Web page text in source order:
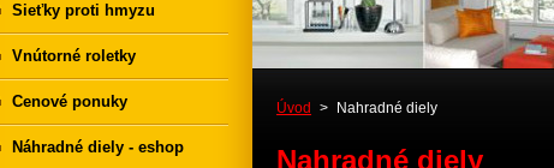
Úvod > Nahradné diely
Nahradné diely
Sieťky proti hmyzu
Vnútorné roletky
Cenové ponuky
Náhradné diely - eshop